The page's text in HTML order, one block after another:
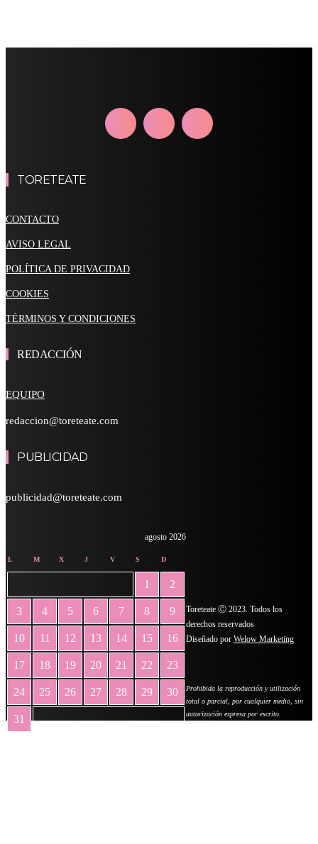
TORETEATE
CONTACTO
AVISO LEGAL
POLÍTICA DE PRIVACIDAD
COOKIES
TÉRMINOS Y CONDICIONES
REDACCIÓN
EQUIPO
redaccion@toreteate.com
PUBLICIDAD
publicidad@toreteate.com
agosto 2026
L M X J V S D
1 2
3 4 5 6 7 8 9
10 11 12 13 14 15 16
17 18 19 20 21 22 23
24 25 26 27 28 29 30
31
Toreteate Ⓒ 2023. Todos los
derechos reservados
Diseñado por Welow Marketing
Prohibida la reproducción y utilización
total o parcial, por cualquier medio, sin
autorización expresa por escrito.